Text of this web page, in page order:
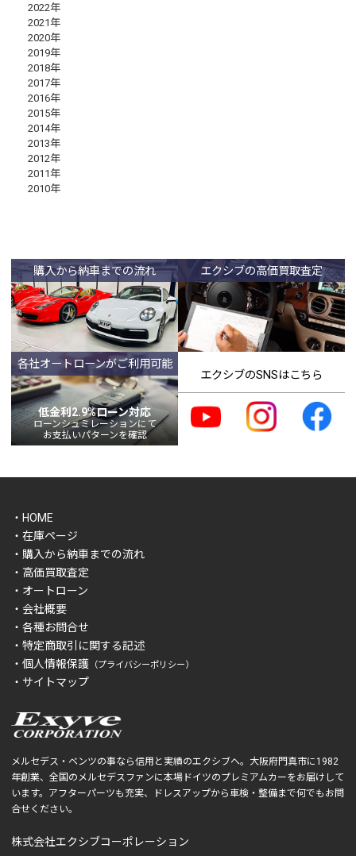
2022年
2021年
2020年
2019年
2018年
2017年
2016年
2015年
2014年
2013年
2012年
2011年
2010年
購入から納車までの流れ エクシブの高価買取査定
各社オートローンがご利用可能
低金利2.9%ローン対応
ローンシュミレーションにて
お支払いパターンを確認
エクシブのSNSはこちら
メルセデス・ベンツの事なら信用と実績のエクシブへ。大阪府門真市に1982
年創業、全国のメルセデスファンに本場ドイツのプレミアムカーをお届けして
います。アフターパーツも充実、ドレスアップから車検・整備まで何でもお問
合せください。
株式会社エクシブコーポレーション
・HOME
・在庫ページ
・購入から納車までの流れ
・高価買取査定
・オートローン
・会社概要
・各種お問合せ
・特定商取引に関する記述
・個人情報保護 （プライバシーポリシー）
・サイトマップ